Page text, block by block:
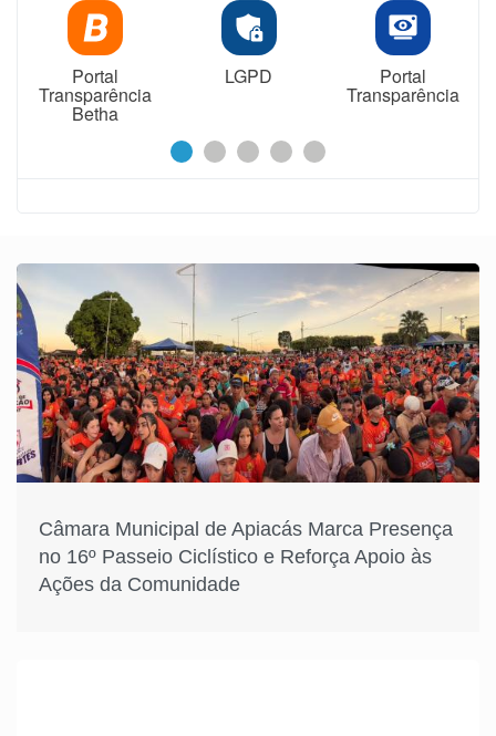
Portal
Transparência
Radar da Sic
Câmara Municipal de Apiacás Marca Presença
no 16º Passeio Ciclístico e Reforça Apoio às
Ações da Comunidade